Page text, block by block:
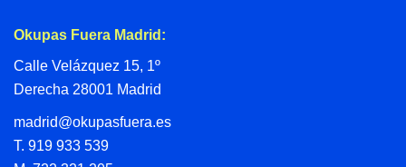
Okupas Fuera Madrid:
Calle Velázquez 15, 1º
Derecha 28001 Madrid
madrid@okupasfuera.es
T. 919 933 539